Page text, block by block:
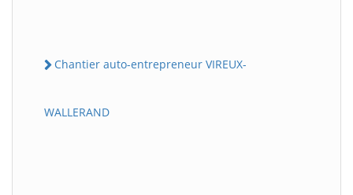
Chantier auto-entrepreneur VIREUX-
WALLERAND